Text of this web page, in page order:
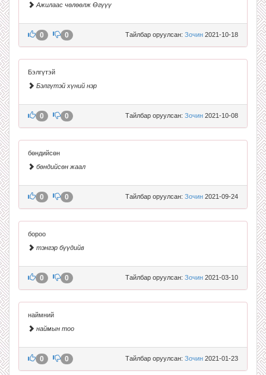
Ажилаас чөлөөлж Өгүүү
Тайлбар оруулсан: Зочин 2021-10-18
0 0
Бэлгүтэй
Бэлгүтэй хүний нэр
Тайлбар оруулсан: Зочин 2021-10-08
0 0
бөндийсөн
бөндийсөн жаал
Тайлбар оруулсан: Зочин 2021-09-24
0 0
бороо
тэнгэр бүүдийв
Тайлбар оруулсан: Зочин 2021-03-10
0 0
наймний
наймын тоо
Тайлбар оруулсан: Зочин 2021-01-23
0 0